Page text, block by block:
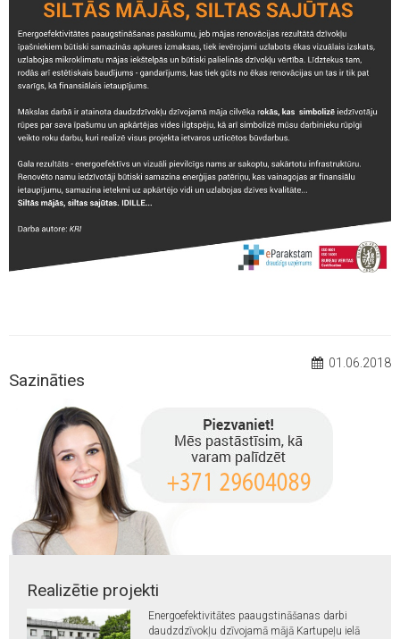
01.06.2018
Sazināties
Realizētie projekti
Energoefektivitātes paaugstināšanas darbi
daudzdzīvokļu dzīvojamā mājā Kartupeļu ielā